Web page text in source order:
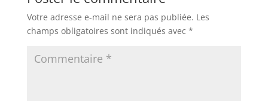
Votre adresse e-mail ne sera pas publiée. Les
champs obligatoires sont indiqués avec *